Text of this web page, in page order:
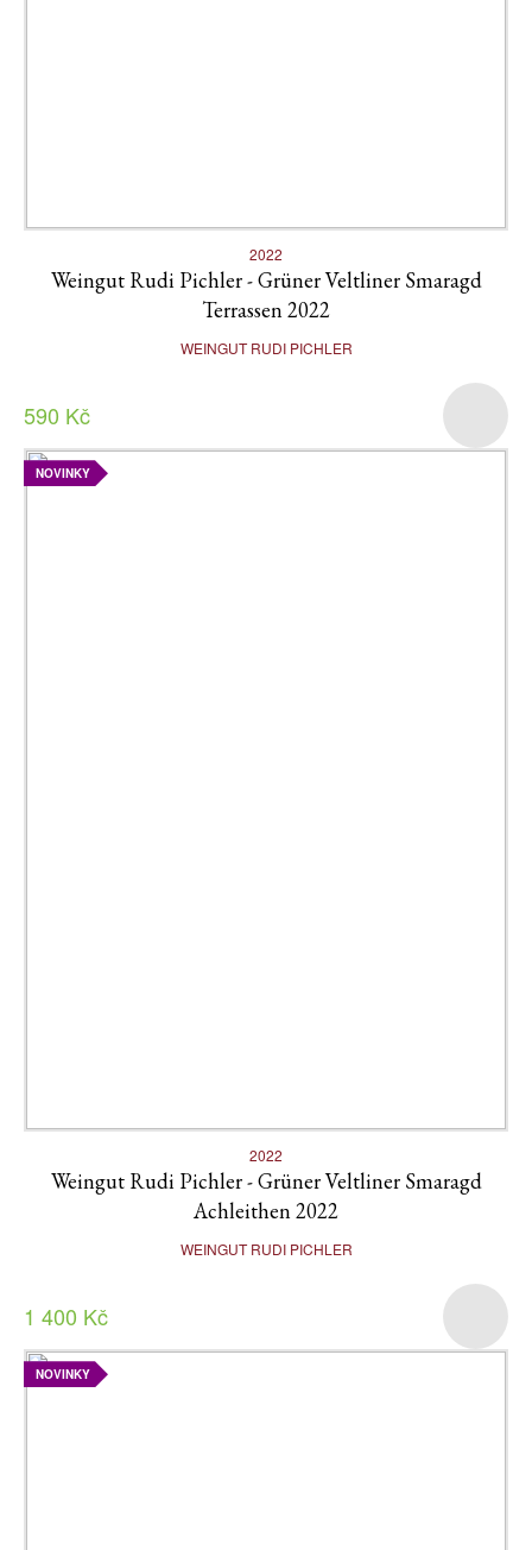
2022
Weingut Rudi Pichler - Grüner Veltliner Smaragd
Terrassen 2022
WEINGUT RUDI PICHLER
590 Kč
NOVINKY
2022
Weingut Rudi Pichler - Grüner Veltliner Smaragd
Achleithen 2022
WEINGUT RUDI PICHLER
1 400 Kč
NOVINKY